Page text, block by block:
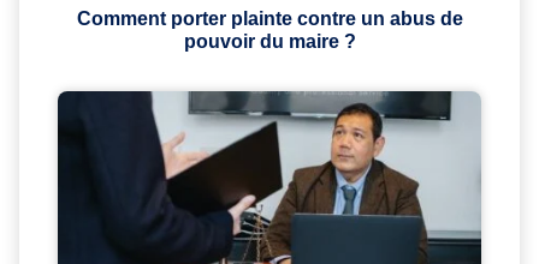
Comment porter plainte contre un abus de
pouvoir du maire ?